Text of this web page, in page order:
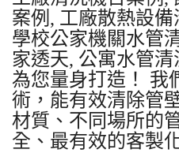
案例, 工廠散熱設
學校公家機關水管
家透天, 公寓水管清
為您量身打造！ 我
術，能有效清除管
材質、不同場所的
全、最有效的客製